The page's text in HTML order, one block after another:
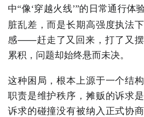
中“像‘穿越火线’”的日常通行体
脏乱差，而是长期高强度执法
感——赶走了又回来，打了又
累积，问题却始终悬而未决。
这种困局，根本上源于一个结
职责是维护秩序，摊贩的诉求
诉求的碰撞没有被纳入正式协